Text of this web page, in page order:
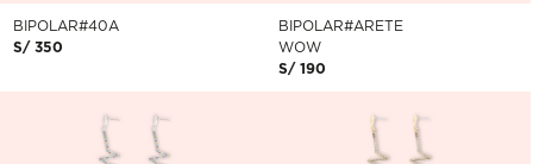
BIPOLAR#40A
S/ 350
BIPOLAR#ARETE
WOW
S/ 190